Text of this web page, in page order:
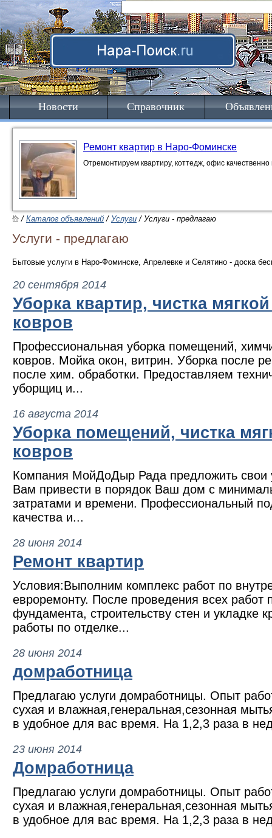
Новости Справочник
Ремонт квартир в Наро-Фоминске
Отремонтируем квартиру, коттедж, офис качественно
/ Каталог объявлений / Услуги / Услуги - предлагаю
Услуги - предлагаю
Бытовые услуги в Наро-Фоминске, Апрелевке и Селятино - доска
20 сентября 2014
Уборка квартир, чистка
ковров
Профессиональная уборка помещений,
ковров. Мойка окон, витрин. Уборка после
после хим. обработки. Предоставляем
уборщиц и...
16 августа 2014
Уборка помещений, чистка
ковров
Компания МойДоДыр Рада предложить
Вам привести в порядок Ваш дом с
затратами и времени. Профессиональный
качества и...
28 июня 2014
Ремонт квартир
Условия:Выполним комплекс работ по
евроремонту. После проведения всех работ
фундамента, строительству стен и укладке
работы по отделке...
28 июня 2014
домработница
Предлагаю услуги домработницы. Опыт
сухая и влажная,генеральная,сезонная
в удобное для вас время. На 1,2,3 раза в
23 июня 2014
Домработница
Предлагаю услуги домработницы. Опыт
сухая и влажная,генеральная,сезонная
в удобное для вас время. На 1,2,3 раза в